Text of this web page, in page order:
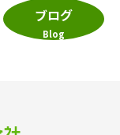
ブログ
Blog